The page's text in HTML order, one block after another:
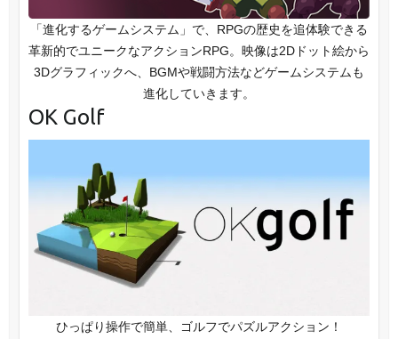
「進化するゲームシステム」で、RPGの歴史を追体験できる
革新的でユニークなアクションRPG。映像は2Dドット絵から
3Dグラフィックへ、BGMや戦闘方法などゲームシステムも
進化していきます。
OK Golf
ひっぱり操作で簡単、ゴルフでパズルアクション！